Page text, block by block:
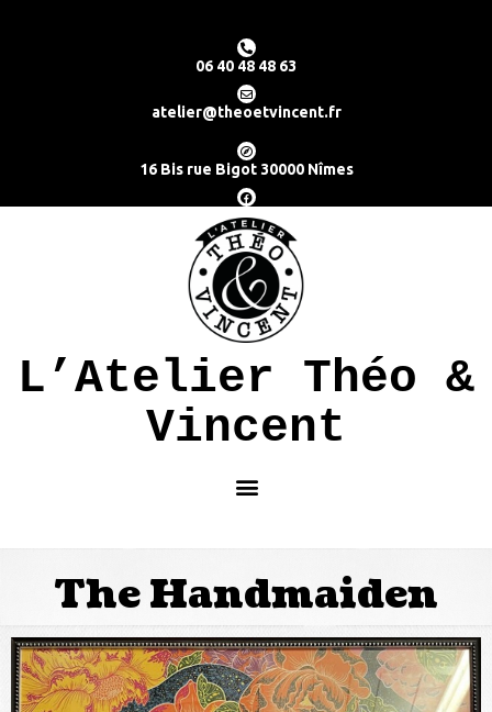
06 40 48 48 63
atelier@theoetvincent.fr
16 Bis rue Bigot 30000 Nîmes
L’Atelier Théo &
Vincent
The Handmaiden